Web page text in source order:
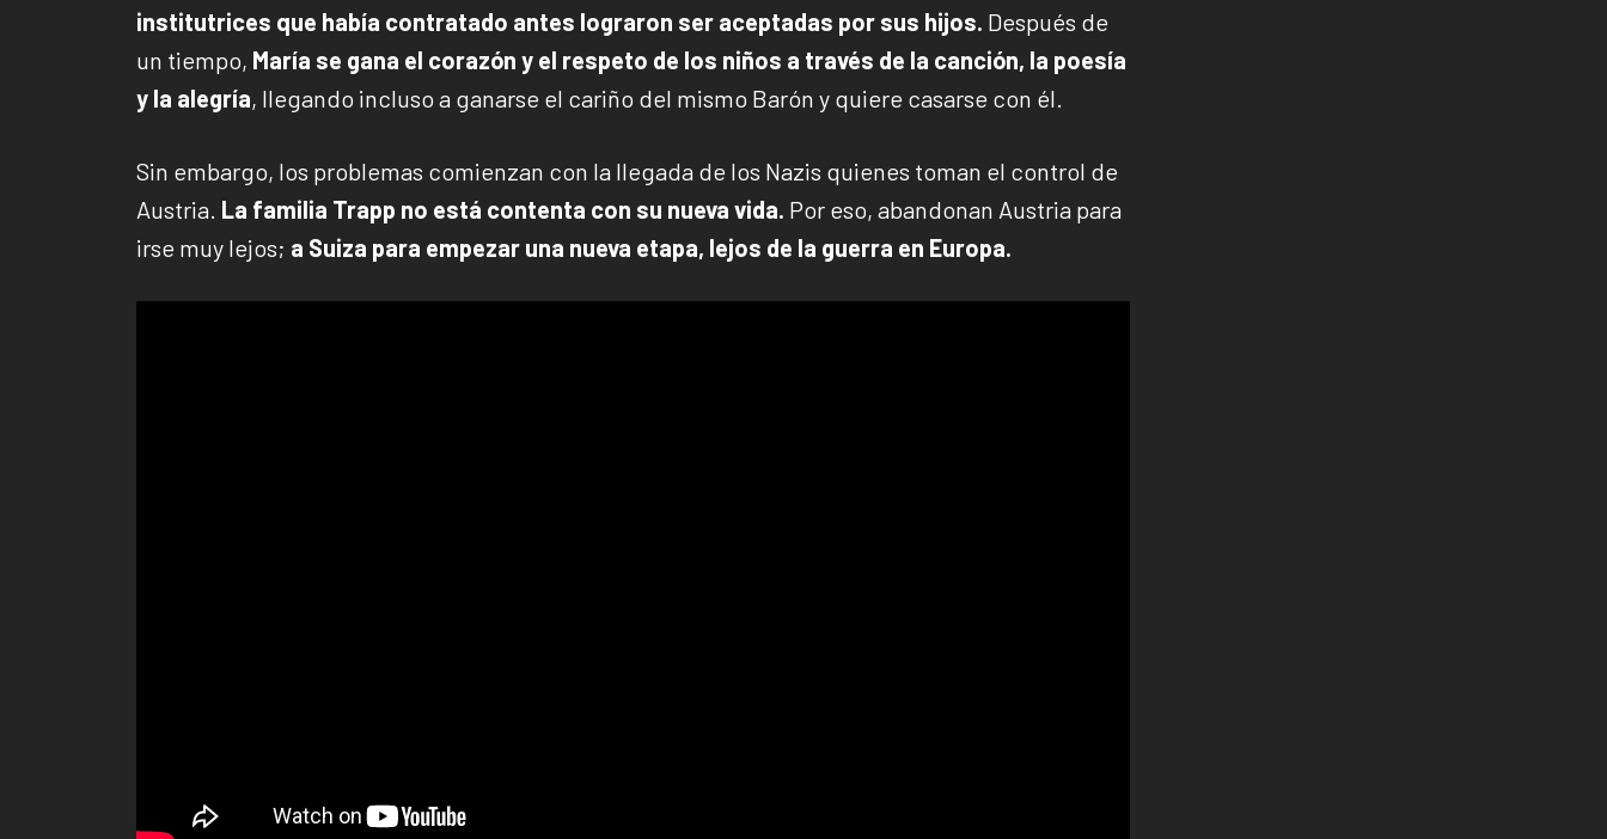
institutrices que había contratado antes lograron ser aceptadas por sus hijos. Después de
un tiempo, María se gana el corazón y el respeto de los niños a través de la canción, la poesía
y la alegría, llegando incluso a ganarse el cariño del mismo Barón y quiere casarse con él.
Sin embargo, los problemas comienzan con la llegada de los Nazis quienes toman el control de
Austria. La familia Trapp no está contenta con su nueva vida. Por eso, abandonan Austria para
irse muy lejos; a Suiza para empezar una nueva etapa, lejos de la guerra en Europa.